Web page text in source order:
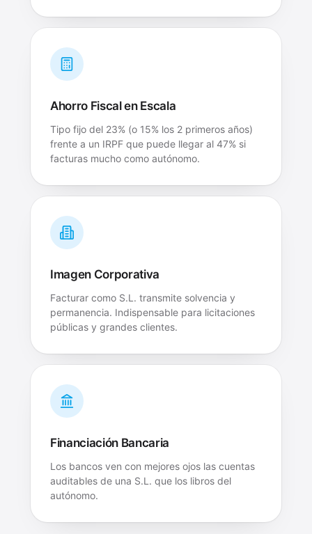
Ahorro Fiscal en Escala
Tipo fijo del 23% (o 15% los 2 primeros años)
frente a un IRPF que puede llegar al 47% si
facturas mucho como autónomo.
Imagen Corporativa
Facturar como S.L. transmite solvencia y
permanencia. Indispensable para licitaciones
públicas y grandes clientes.
Financiación Bancaria
Los bancos ven con mejores ojos las cuentas
auditables de una S.L. que los libros del
autónomo.